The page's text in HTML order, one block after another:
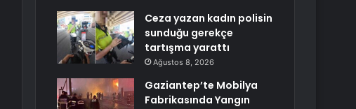
Ceza yazan kadın polisin
sunduğu gerekçe
tartışma yarattı
Ağustos 8, 2026
Gaziantep’te Mobilya
Fabrikasında Yangın